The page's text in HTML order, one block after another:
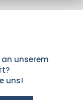
unserem
uns!